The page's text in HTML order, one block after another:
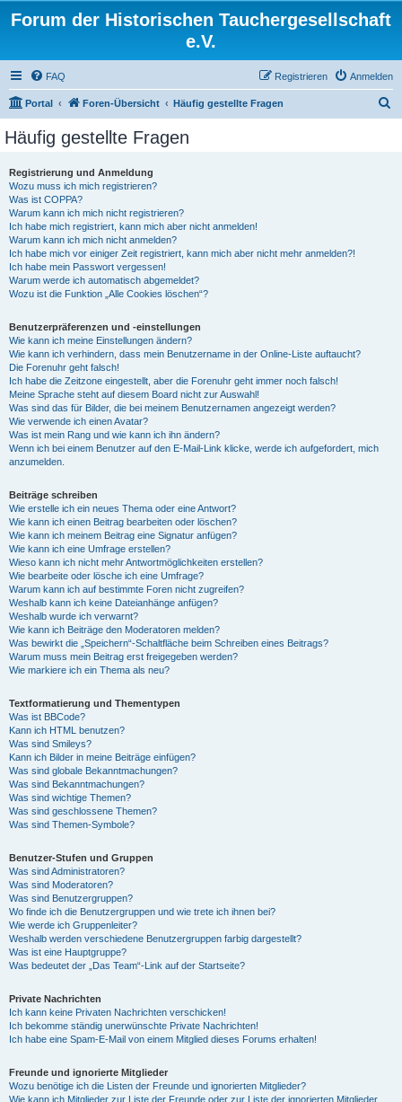
Forum der Historischen Tauchergesellschaft
e.V.
FAQ Anmelden
Registrieren
Portal Foren-Übersicht Häufig gestellte Fragen
Häufig gestellte Fragen
Registrierung und Anmeldung
Wozu muss ich mich registrieren?
Was ist COPPA?
Warum kann ich mich nicht registrieren?
Ich habe mich registriert, kann mich aber nicht anmelden!
Warum kann ich mich nicht anmelden?
Ich habe mich vor einiger Zeit registriert, kann mich aber nicht mehr anmelden?!
Ich habe mein Passwort vergessen!
Warum werde ich automatisch abgemeldet?
Wozu ist die Funktion „Alle Cookies löschen“?
Benutzerpräferenzen und -einstellungen
Wie kann ich meine Einstellungen ändern?
Wie kann ich verhindern, dass mein Benutzername in der Online-Liste auftaucht?
Die Forenuhr geht falsch!
Ich habe die Zeitzone eingestellt, aber die Forenuhr geht immer noch falsch!
Meine Sprache steht auf diesem Board nicht zur Auswahl!
Was sind das für Bilder, die bei meinem Benutzernamen angezeigt werden?
Wie verwende ich einen Avatar?
Was ist mein Rang und wie kann ich ihn ändern?
Wenn ich bei einem Benutzer auf den E-Mail-Link klicke, werde ich aufgefordert, mich
anzumelden.
Beiträge schreiben
Wie erstelle ich ein neues Thema oder eine Antwort?
Wie kann ich einen Beitrag bearbeiten oder löschen?
Wie kann ich meinem Beitrag eine Signatur anfügen?
Wie kann ich eine Umfrage erstellen?
Wieso kann ich nicht mehr Antwortmöglichkeiten erstellen?
Wie bearbeite oder lösche ich eine Umfrage?
Warum kann ich auf bestimmte Foren nicht zugreifen?
Weshalb kann ich keine Dateianhänge anfügen?
Weshalb wurde ich verwarnt?
Wie kann ich Beiträge den Moderatoren melden?
Was bewirkt die „Speichern“-Schaltfläche beim Schreiben eines Beitrags?
Warum muss mein Beitrag erst freigegeben werden?
Wie markiere ich ein Thema als neu?
Textformatierung und Thementypen
Was ist BBCode?
Kann ich HTML benutzen?
Was sind Smileys?
Kann ich Bilder in meine Beiträge einfügen?
Was sind globale Bekanntmachungen?
Was sind Bekanntmachungen?
Was sind wichtige Themen?
Was sind geschlossene Themen?
Was sind Themen-Symbole?
Benutzer-Stufen und Gruppen
Was sind Administratoren?
Was sind Moderatoren?
Was sind Benutzergruppen?
Wo finde ich die Benutzergruppen und wie trete ich ihnen bei?
Wie werde ich Gruppenleiter?
Weshalb werden verschiedene Benutzergruppen farbig dargestellt?
Was ist eine Hauptgruppe?
Was bedeutet der „Das Team“-Link auf der Startseite?
Private Nachrichten
Ich kann keine Privaten Nachrichten verschicken!
Ich bekomme ständig unerwünschte Private Nachrichten!
Ich habe eine Spam-E-Mail von einem Mitglied dieses Forums erhalten!
Freunde und ignorierte Mitglieder
Wozu benötige ich die Listen der Freunde und ignorierten Mitglieder?
Wie kann ich Mitglieder zur Liste der Freunde oder zur Liste der ignorierten Mitglieder